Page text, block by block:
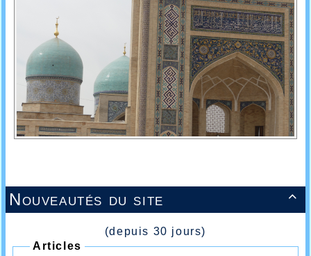

Nouveautés du site
(depuis 30 jours)
Articles